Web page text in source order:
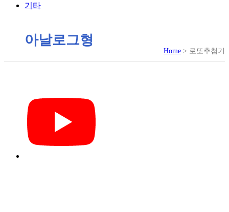
기타
아날로그형
Home > 로또추첨기